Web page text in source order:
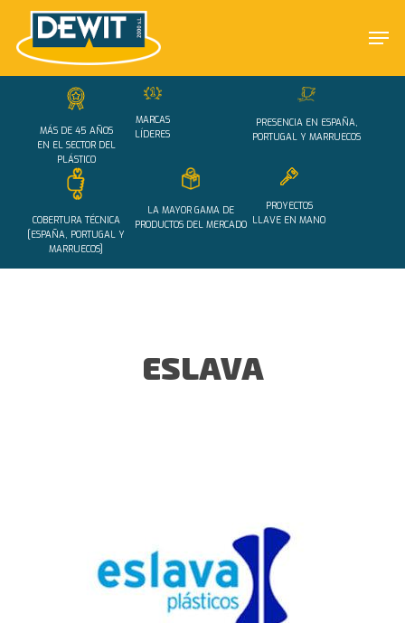
main
content
MÁS DE 45 AÑOS
EN EL SECTOR DEL
PLÁSTICO
MARCAS
LÍDERES
PRESENCIA EN ESPAÑA,
PORTUGAL Y MARRUECOS
COBERTURA TÉCNICA
[ESPAÑA, PORTUGAL Y
MARRUECOS]
LA MAYOR GAMA DE
PRODUCTOS DEL MERCADO
PROYECTOS
LLAVE EN MANO
ESLAVA
Menu